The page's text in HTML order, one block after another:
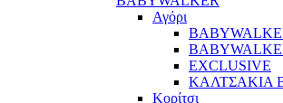
Αγόρι
EXCLUSIVE
ΚΑΛΤΣΑΚΙΑ
Κορίτσι